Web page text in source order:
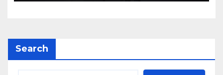
Search